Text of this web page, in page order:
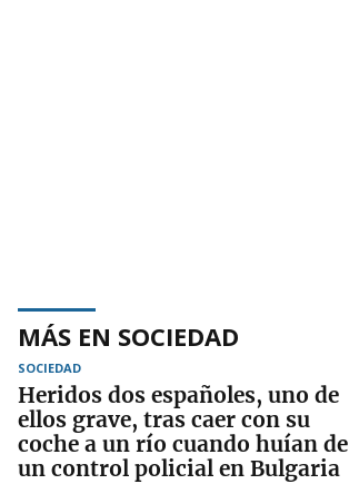
MÁS EN SOCIEDAD
SOCIEDAD
Heridos dos españoles, uno de
ellos grave, tras caer con su
coche a un río cuando huían de
un control policial en Bulgaria